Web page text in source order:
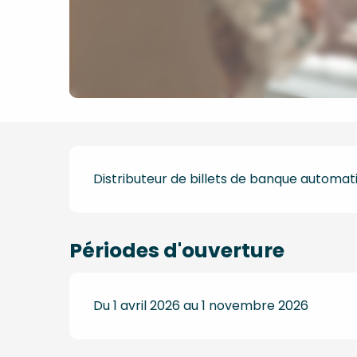
Description
Distributeur de billets de banque
Périodes d'ouverture
Du 1 avril 2026 au 1 novembre 2026